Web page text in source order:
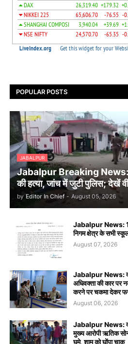
POPULAR POSTS
JABALPUR
Jabalpur Breaking News:
की हत्या, जांच में जुटी पुलिस; देखें
by Editor In Chief - August 05, 2026
Jabalpur News:
निगम क्षेत्र के सभी
August 07, 2026
Jabalpur News:
अधिवक्ता की कार पर
करने पर चकमा देकर
August 06, 2026
Jabalpur News:
मुख्य आरोपी ऋतिक
घूमे, शाम को घोंपा चाकू